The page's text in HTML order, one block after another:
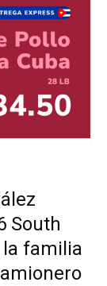
South
la familia